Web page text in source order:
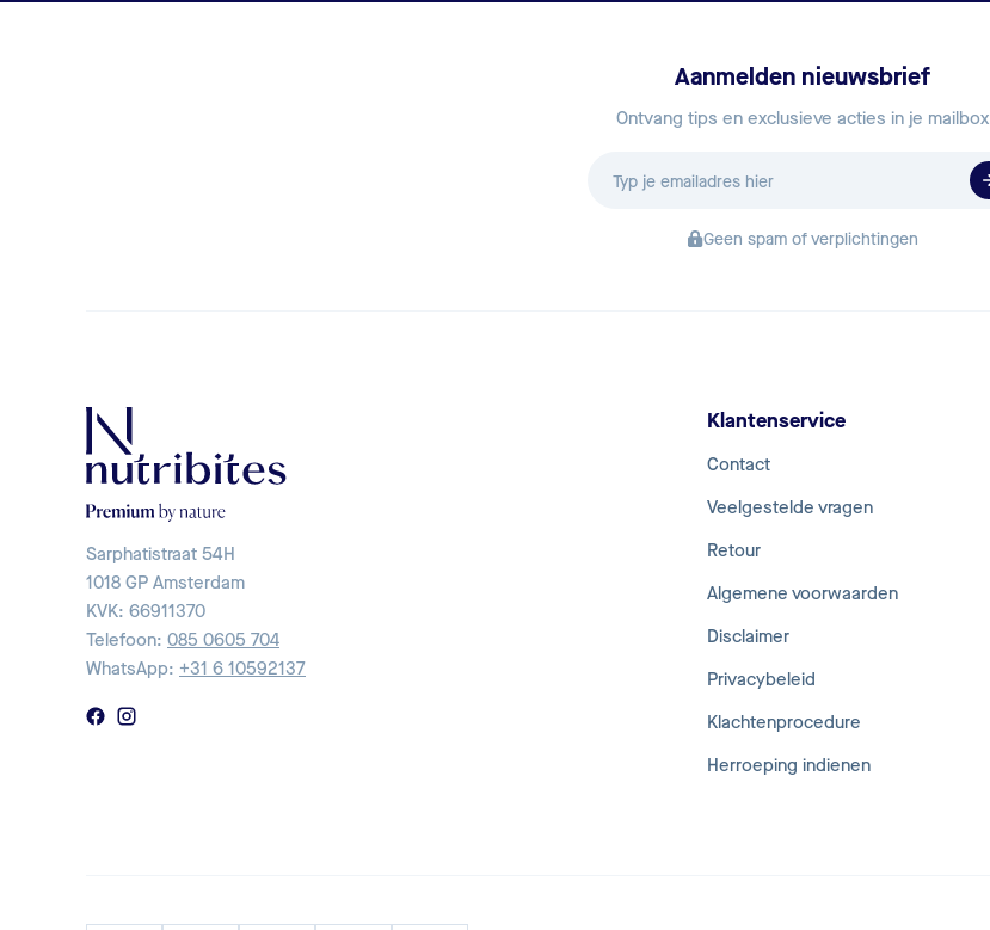
Aanmelden nieuwsbrief
Ontvang tips en exclusieve acties in je mailbox
Geen spam of verplichtingen
Sarphatistraat 54H
1018 GP Amsterdam
KVK: 66911370
Telefoon: 085 0605 704
WhatsApp: +31 6 10592137
Klantenservice
Contact
Veelgestelde vragen
Retour
Algemene voorwaarden
Disclaimer
Privacybeleid
Klachtenprocedure
Herroeping indienen